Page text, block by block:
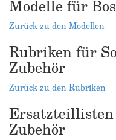
Modelle für
Zurück zu den Modellen
Rubriken für
Zubehör
Zurück zu den Rubriken
Ersatzteillisten
Zubehör